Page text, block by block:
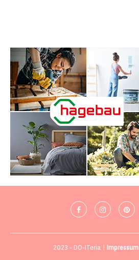
2023 - DO-ITeria | Impressum